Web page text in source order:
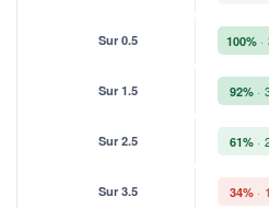
Sur 0.5 100%
Sur 1.5 92%
Sur 2.5 61%
Sur 3.5 34%